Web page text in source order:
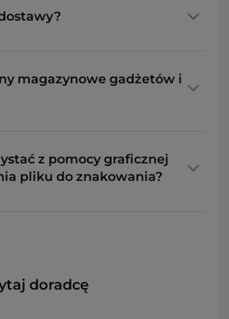
magazynowe gadżetów i
z pomocy graficznej
pliku do znakowania?
doradcę